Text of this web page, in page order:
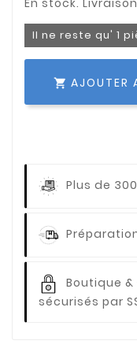
Il ne reste qu' 1
 AJOUTER
Plus de
Boutique &
sécurisés par